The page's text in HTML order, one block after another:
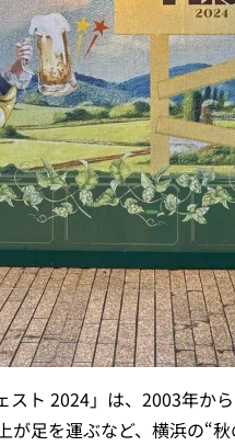
ト 2024」は、2003年か
が足を運ぶなど、横浜の“